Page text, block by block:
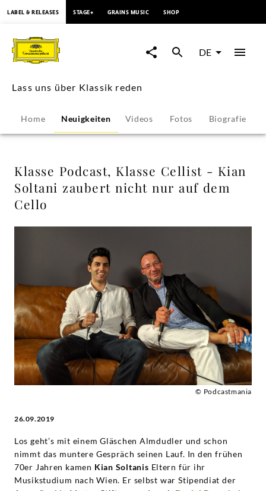
Podcast,
Klasse
Cellist
-
Kian
Soltani
zaubert
nur
auf
dem
Cello
Lass
uns
über
LABEL & RELEASES STAGE+ GRAINS MUSIC SHOP
DE
Lass uns über Klassik reden
Home Neuigkeiten Videos Fotos Biografie
Klasse Podcast, Klasse Cellist - Kian
Soltani zaubert nicht nur auf dem
Cello
© Podcastmania
26.09.2019
Los geht’s mit einem Gläschen Almdudler und schon
nimmt das muntere Gespräch seinen Lauf. In den frühen
70er Jahren kamen Kian Soltanis Eltern für ihr
Musikstudium nach Wien. Er selbst war Stipendiat der